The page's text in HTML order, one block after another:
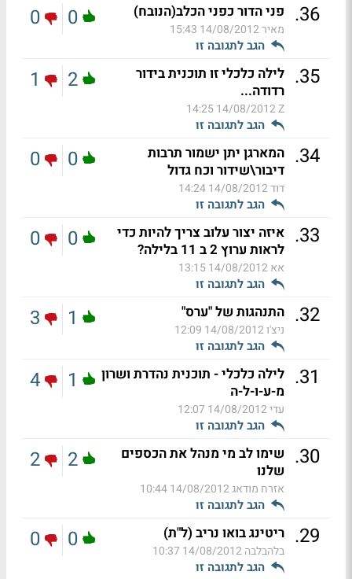
36
. פני הדור כפני הכלב(הנובח)
מאיר14/08/2012 15:43
הגב לתגובה זו
0
0
35
. לילה כלכלי זו תוכנית בידור
רדודה...
Z
14/08/2012 14:25
הגב לתגובה זו
2
1
34
. המארגן יתן ישמור תרבות
דיבור\שידור וכח גדול
דוד14/08/2012 14:24
הגב לתגובה זו
0
0
33
. איזה יצור עלוב צריך להיות כדי
לראות ערוץ 2 ב 11 בלילה?
אא14/08/2012 13:15
הגב לתגובה זו
0
0
32
. התנהגות של "ערס"
ניצ'ו14/08/2012 12:09
הגב לתגובה זו
1
3
31
. לילה כלכלי - תוכנית נהדרת ושרון
מ-ע-ו-ל-ה
עדי14/08/2012 12:07
הגב לתגובה זו
1
4
30
. שימו לב מי מנהל את הכספים
שלנו
אזרח מודאג14/08/2012 10:44
הגב לתגובה זו
2
2
29
. ריטינג בואו נריב (ל"ת)
בלהבלבה14/08/2012 10:37
הגב לתגובה זו
0
0